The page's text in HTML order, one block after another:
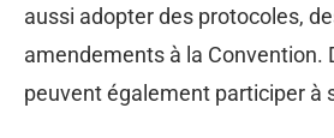
aussi adopter des protocoles,
amendements à la Convention.
peuvent également participer à